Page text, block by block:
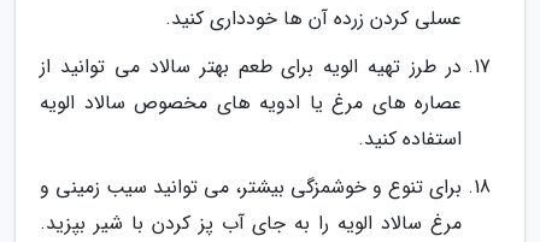
عسلی کردن زرده آن ها خودداری کنید.
در طرز تهیه الویه برای طعم بهتر سالاد می توانید از
عصاره های مرغ یا ادویه های مخصوص سالاد الویه
استفاده کنید.
برای تنوع و خوشمزگی بیشتر، می توانید سیب زمینی و
مرغ سالاد الویه را به جای آب پز کردن با شیر بپزید.